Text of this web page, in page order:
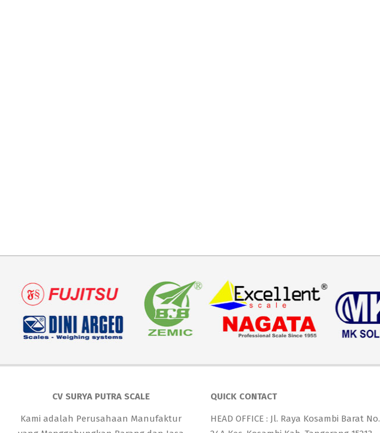
CV SURYA PUTRA SCALE
Kami adalah Perusahaan Manufaktur
QUICK CONTACT
HEAD OFFICE : Jl. Raya Kosambi Barat No.